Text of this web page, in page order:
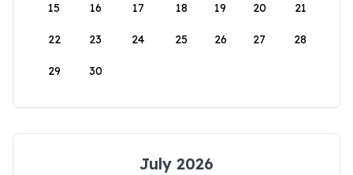
15 16 17 18 19 20 21
22 23 24 25 26 27 28
29 30
July 2026